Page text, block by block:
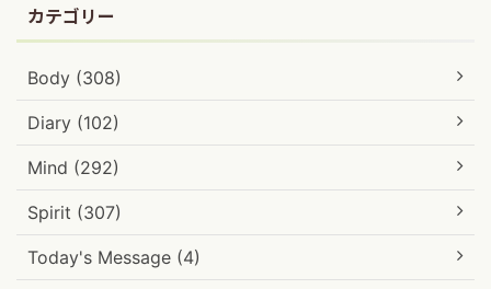
カテゴリー
Body (308)
Diary (102)
Mind (292)
Spirit (307)
Today's Message (4)